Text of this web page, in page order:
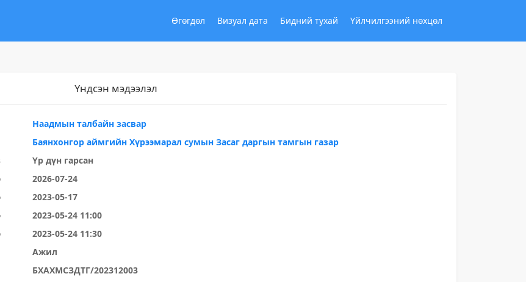
Өгөгдөл Визуал дата Бидний тухай Үйлчилгээний нөхцөл
Үндсэн мэдээлэл
Наадмын талбайн засвар
Баянхонгор аймгийн Хүрээмарал сумын Засаг даргын тамгын газар
Үр дүн гарсан
2026-07-24
2023-05-17
2023-05-24 11:00
2023-05-24 11:30
Ажил
БХАХМСЗДТГ/202312003